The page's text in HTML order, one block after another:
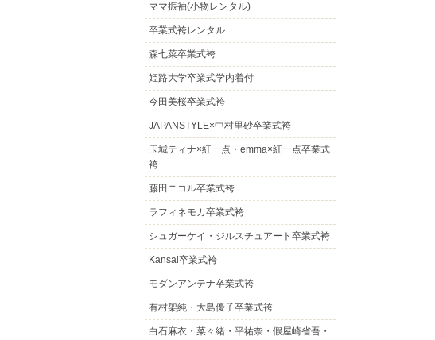
ママ振袖(小物レンタル)
卒業式袴レンタル
森七菜卒業式袴
姫路大学卒業式学内着付
今田美桜卒業式袴
JAPANSTYLE×中村里砂卒業式袴
玉城ティナ×紅一点・emma×紅一点卒業式
袴
藤田ニコル卒業式袴
ラフィネモカ卒業式袴
シュガーケイ・ジルスチュアート卒業式袴
Kansai卒業式袴
モダンアンテナ卒業式袴
有村架純・大島優子卒業式袴
白石麻衣・菜々緒・平祐奈・假屋崎省吾・